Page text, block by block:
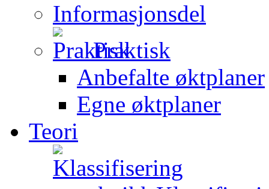
Informasjonsdel
Praktisk
Anbefalte øktplaner
Egne øktplaner
Teori